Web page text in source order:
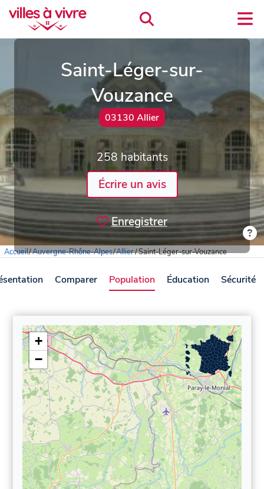
Saint-Léger-sur-
Vouzance
03130 Allier
258 habitants
Écrire un avis
Enregistrer
Accueil/Auvergne-Rhône-Alpes/Allier/Saint-Léger-sur-Vouzance
Comparer Population Éducation Sécurité
+
−